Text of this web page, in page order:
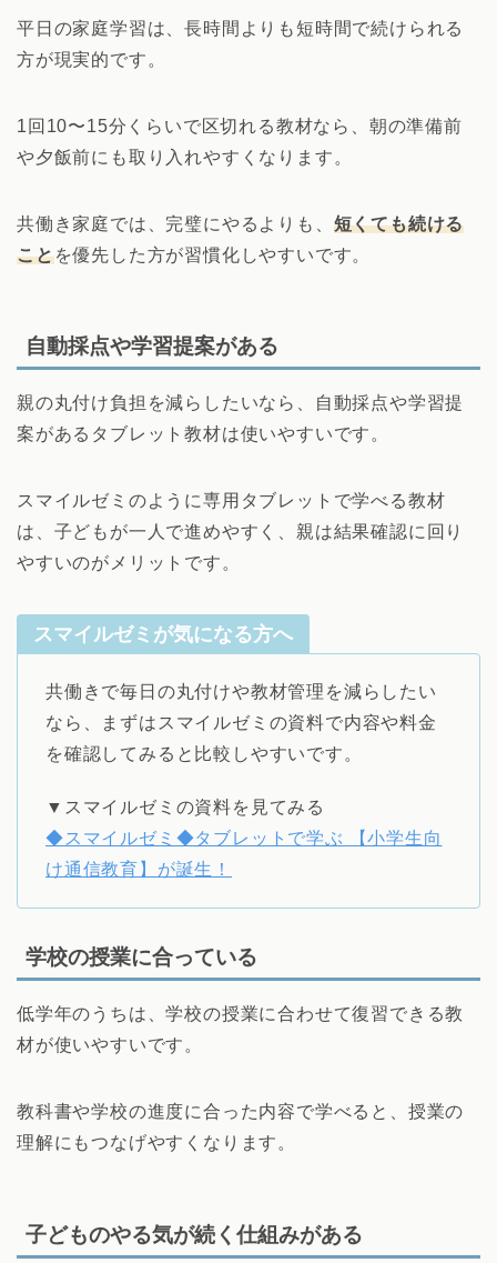
平日の家庭学習は、長時間よりも短時間で続けられる
方が現実的です。
1回10〜15分くらいで区切れる教材なら、朝の準備前
や夕飯前にも取り入れやすくなります。
共働き家庭では、完璧にやるよりも、 短くても続ける
ことを優先した方が習慣化しやすいです。
自動採点や学習提案がある
親の丸付け負担を減らしたいなら、自動採点や学習提
案があるタブレット教材は使いやすいです。
スマイルゼミのように専用タブレットで学べる教材
は、子どもが一人で進めやすく、親は結果確認に回り
やすいのがメリットです。
スマイルゼミが気になる方へ
共働きで毎日の丸付けや教材管理を減らしたい
なら、まずはスマイルゼミの資料で内容や料金
を確認してみると比較しやすいです。
▼スマイルゼミの資料を見てみる
◆スマイルゼミ◆タブレットで学ぶ 【小学生向
け通信教育】が誕生！
学校の授業に合っている
低学年のうちは、学校の授業に合わせて復習できる教
材が使いやすいです。
教科書や学校の進度に合った内容で学べると、授業の
理解にもつなげやすくなります。
子どものやる気が続く仕組みがある